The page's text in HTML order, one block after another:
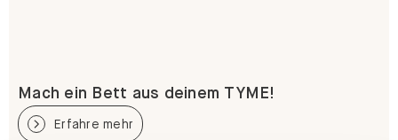
Mach ein Bett aus deinem TYME!
Erfahre mehr